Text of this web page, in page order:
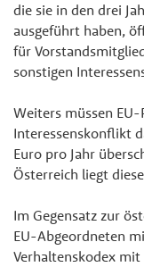
die sie in den drei
ausgeführt haben,
für
sonstigen
Weiters müssen
Interessenskonflikt
Euro pro Jahr
Österreich liegt diese
Im Gegensatz zur
EU-Abgeordneten
Verhaltenskodex mit